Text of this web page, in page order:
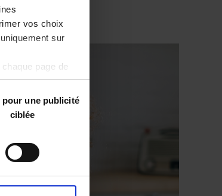
vos choix
sur
page de
pour une publicité
ciblée